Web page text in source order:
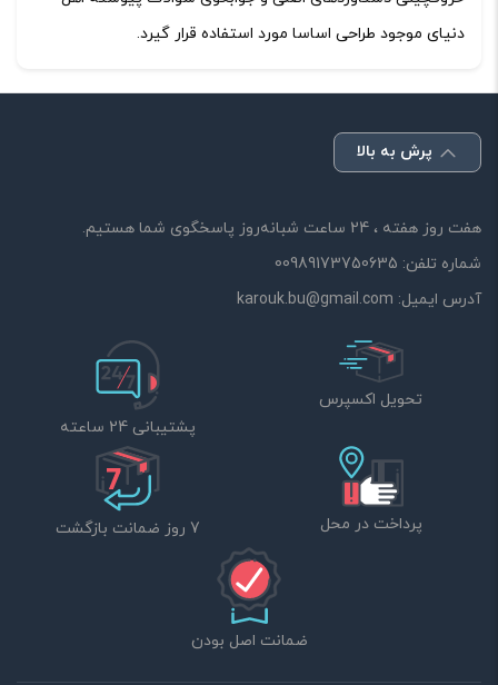
دنیای موجود طراحی اساسا مورد استفاده قرار گیرد.
پرش به بالا
هفت روز هفته ، 24 ساعت شبانه‌روز پاسخگوی شما هستیم.
شماره تلفن: 00989173750635
آدرس ایمیل: karouk.bu@gmail.com
تحویل اکسپرس
پشتیبانی 24 ساعته
پرداخت در محل 7 روز ضمانت بازگشت
ضمانت اصل بودن